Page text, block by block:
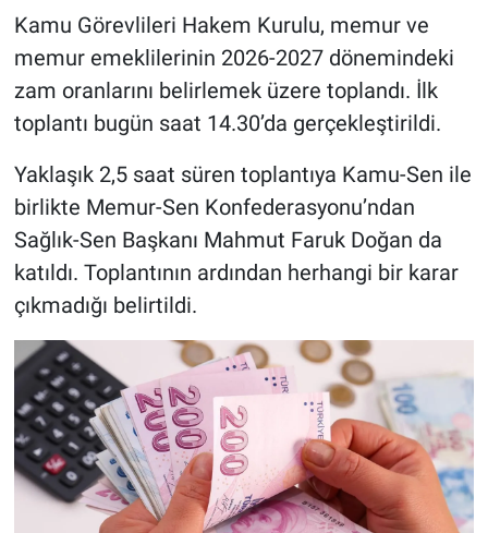
Kamu Görevlileri Hakem Kurulu, memur ve
memur emeklilerinin 2026-2027 dönemindeki
zam oranlarını belirlemek üzere toplandı. İlk
toplantı bugün saat 14.30’da gerçekleştirildi.
Yaklaşık 2,5 saat süren toplantıya Kamu-Sen ile
birlikte Memur-Sen Konfederasyonu’ndan
Sağlık-Sen Başkanı Mahmut Faruk Doğan da
katıldı. Toplantının ardından herhangi bir karar
çıkmadığı belirtildi.